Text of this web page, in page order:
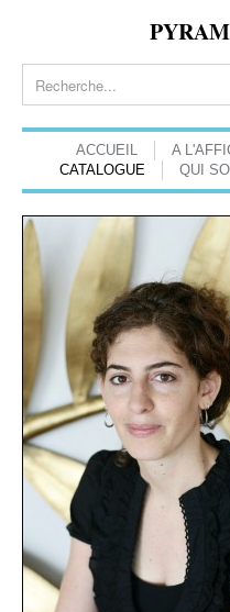
ACCUEIL A
CATALOGUE
QUI